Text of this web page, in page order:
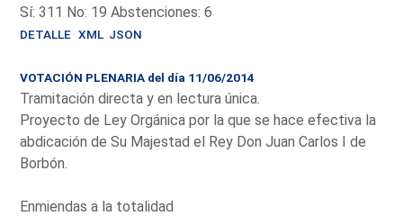
Sí: 311 No: 19 Abstenciones: 6
DETALLE XML JSON
VOTACIÓN PLENARIA del día 11/06/2014
Tramitación directa y en lectura única.
Proyecto de Ley Orgánica por la que se hace efectiva la
abdicación de Su Majestad el Rey Don Juan Carlos I de
Borbón.
Enmiendas a la totalidad